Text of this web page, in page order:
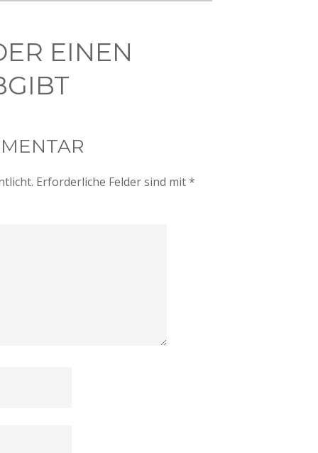
EINEN
Erforderliche Felder sind mit*